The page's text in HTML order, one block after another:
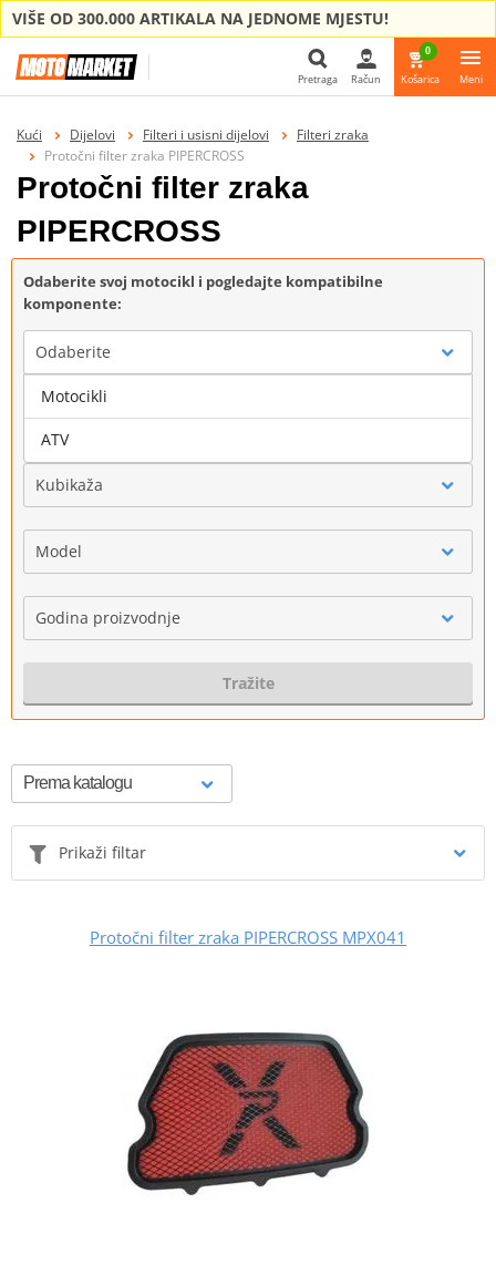
VIŠE OD 300.000 ARTIKALA NA JEDNOME MJESTU!
Pretraga Račun
0
Košarica Meni
Kući Dijelovi Filteri i usisni dijelovi
Filteri zraka
Protočni filter zraka PIPERCROSS
Protočni filter zraka
PIPERCROSS
Odaberite svoj motocikl i pogledajte kompatibilne
komponente:
Odaberite
Marka
Kubikaža
Model
Godina proizvodnje
Tražite
Prikaži filtar
Protočni filter zraka PIPERCROSS MPX041
Motocikli
ATV